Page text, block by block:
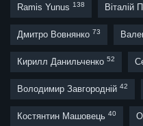
Ramis Yunus 138 Віталій
Дмитро Вовнянко 73
Кирилл Данильченко 52
Володимир Завгородній 42
Костянтин Машовець 40